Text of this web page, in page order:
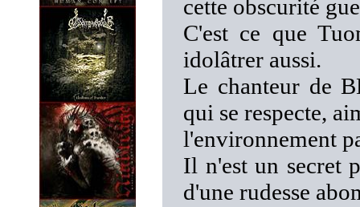
cette obscurité
C'est ce que
idolâtrer aussi.
Le chanteur de
qui se respecte,
l'environnement
Il n'est un secret
d'une rudesse